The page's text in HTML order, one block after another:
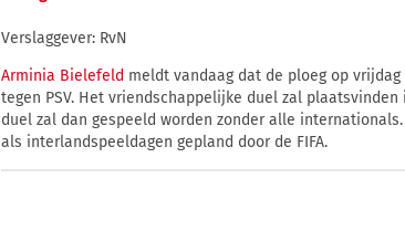
Verslaggever: RvN
Arminia Bielefeld meldt vandaag dat de ploeg op
tegen PSV. Het vriendschappelijke duel zal plaatsvinden
duel zal dan gespeeld worden zonder alle
als interlandspeeldagen gepland door de FIFA.